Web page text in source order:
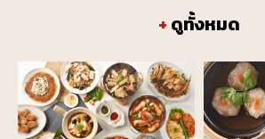
+ ดูทั้งหมด